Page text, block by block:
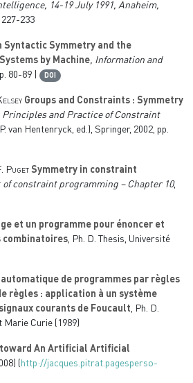
14-19 July 1991, Anaheim,
227-233
Syntactic Symmetry and the
by Machine, Information and
80-89 | DOI
Groups and Constraints : Symmetry
Principles and Practice of Constraint
van Hentenryck, ed.), Springer, 2002, pp.
Puget Symmetry in constraint
of constraint programming – Chapter 10,
et un programme pour énoncer et
combinatoires, Ph. D. Thesis, Université
de programmes par règles
règles : application à un système
courants de Foucault, Ph. D.
Marie Curie (1989)
An Artificial Artificial
( http://jacques.pitrat.pagesperso-